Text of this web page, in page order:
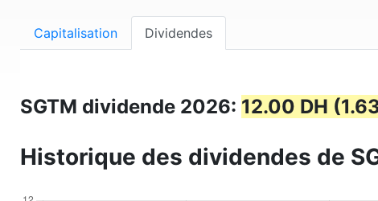
Capitalisation Dividendes
SGTM dividende 2026: 12.00 DH
Historique des dividendes de